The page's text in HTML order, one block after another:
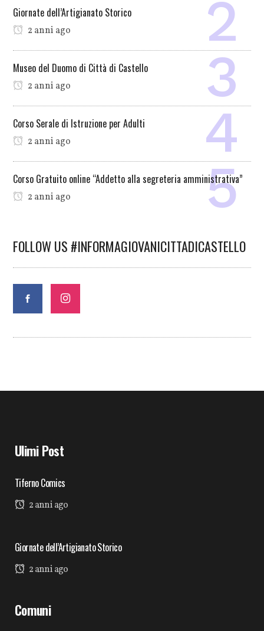
Giornate dell’Artigianato Storico
2 anni ago
Museo del Duomo di Città di Castello
2 anni ago
Corso Serale di Istruzione per Adulti
2 anni ago
Corso Gratuito online “Addetto alla segreteria amministrativa”
2 anni ago
FOLLOW US #INFORMAGIOVANICITTADICASTELLO
Ulimi Post
Tiferno Comics
2 anni ago
Giornate dell’Artigianato Storico
2 anni ago
Comuni